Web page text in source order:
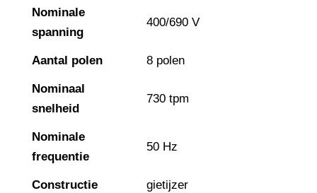
Nominale
spanning
400/690 V
Aantal polen 8 polen
Nominaal
snelheid
730 tpm
Nominale
frequentie
50 Hz
Constructie gietijzer